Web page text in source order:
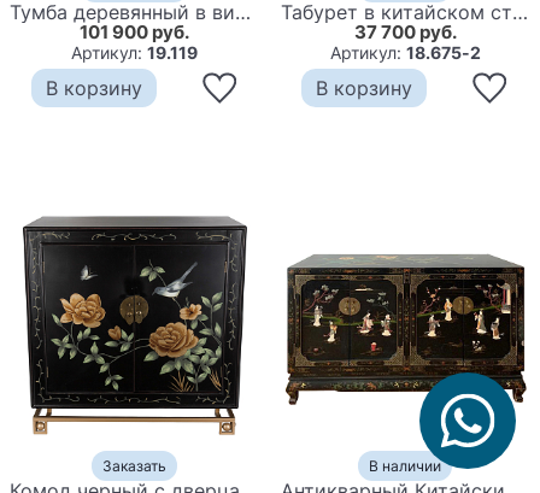
Тумба деревянный в винтажном стиле William
101 900 руб.
Артикул:19.119
В корзину
Табурет в китайском стиле Chinese Tabouret Red
37 700 руб.
Артикул: 18.675-2
В корзину
Заказать В наличии